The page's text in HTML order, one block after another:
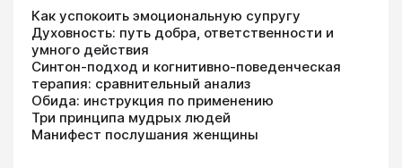
Как успокоить эмоциональную супругу
Духовность: путь добра, ответственности и
умного действия
Синтон-подход и когнитивно-поведенческая
терапия: сравнительный анализ
Обида: инструкция по применению
Три принципа мудрых людей
Манифест послушания женщины